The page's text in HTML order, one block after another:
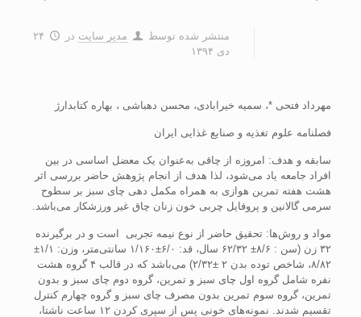
منتشر شده توسط مدیر سایت در
۲۴
دی ۱۳۹۴
مهرداد فتحی *، سمیه خیرابادی، محسن دهباشی ، بهاره کتابدارژ
فصلنامه علوم تغذیه و صنایع غذایی ایران
سابقه و هدف: امروزه از چاقی به‌عنوان یک معضل اساسی در بین
افراد جامعه یاد می‌شود، ‌لذا هدف از انجام پژوهش حاضر بررسی اثر
هشت هفته تمرین هوازی به همراه مکمل دهی چای سبز بر سطوح
سرمی گالانین و پروفایل چربی خون زنان چاق غیر ورزشکار می‌باشد.
مواد و روش‌ها: تحقیق حاضر از نوع نیمه تجربی است و در برگیرنده
۳۲ زن (سن : ۸/۶± ۶۲/۳۲ سال، قد: ۶/۰±۱/۱۶۰ سانتی‌متر، وزن: ۱/۱±
۸/۸۲، شاخص توده بدن ۲ ±۲/۳۲) می‌باشد که در قالب ۴ گروه هشت
نفره شامل گروه اول چای سبز و تمرین، گروه دوم چای سبز و بدون
تمرین، گروه سوم تمرین بدون مصرف چای سبز و گروه چهارم کنترل
تقسیم شدند. نمونه‌های خونی پس از سپری کردن ۱۲ ساعت ناشتا،